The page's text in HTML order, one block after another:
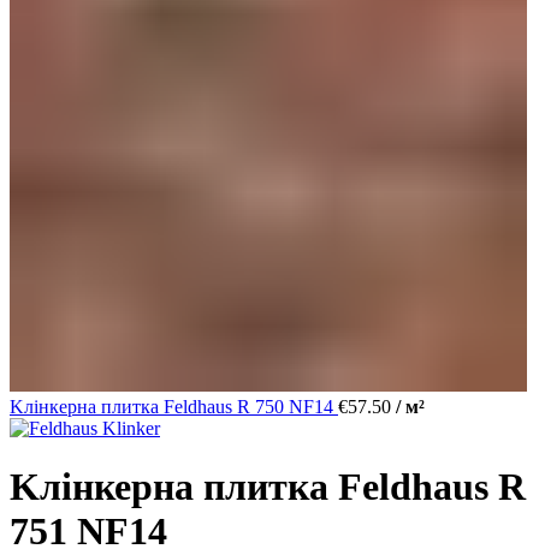
Kлінкерна плитка Feldhaus R 750 NF14 €57.50 / м²
Kлінкерна плитка Feldhaus R
751 NF14